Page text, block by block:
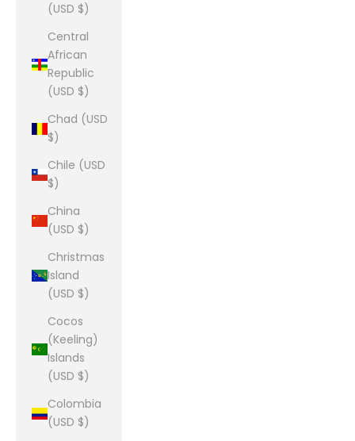
(USD $)
Central
African
Republic
(USD $)
Chad (USD
$)
Chile (USD
$)
China
(USD $)
Christmas
Island
(USD $)
Cocos
(Keeling)
Islands
(USD $)
Colombia
(USD $)